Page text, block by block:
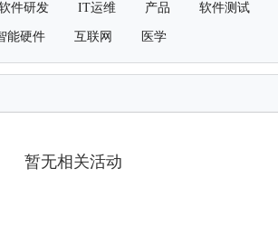
件研发 IT运维 产品 软件测试
能硬件 互联网 医学
暂无相关活动